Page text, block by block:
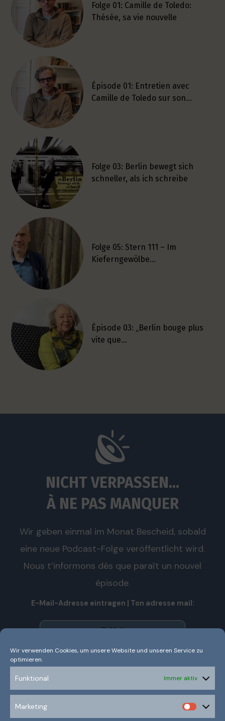
Wir verwenden Cookies, um unsere Website und unseren Service zu
optimieren.
Funktional Immer aktiv
Marketing
Folge 01: Camille de Toledo:
Thésée, sa vie nouvelle
Épisode 01: Entretien avec
Camille de Toledo sur son…
Folge 03: Berlin bewegt sich
schneller, als ich schreibe
Folge 05: Stern 111 – Im
Kieferngewölbe…
Épisode 03: „Berlin bouge plus
vite que…
NICHT VERPASSEN...
À NE PAS MANQUER
Wir geben einmal im Monat Bescheid, sobald
eine neue Podcast-Folge veröffentlicht wird.
Nous t’informons dès que paraît un nouvel
épisode.
E-Mail-Adresse eintragen | Ton adresse mail:
Wir senden keinen Spam! Nous n’envoyons pas de spam!
Erfahre mehr in unserer
Datenschutzerklärung.
Ich habe die Datenschutzerklärung gelesen und